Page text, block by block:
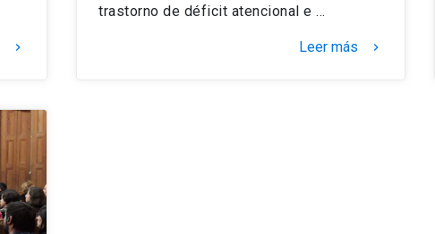
keyboard_arrow_right
trastorno de déficit atencional e …
Leer más keyboard_arrow_right